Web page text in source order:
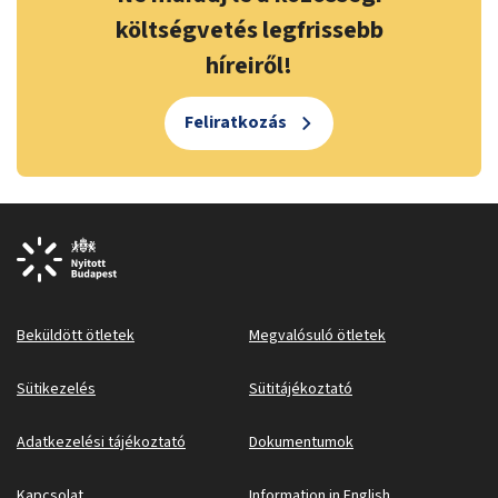
költségvetés legfrissebb
híreiről!
Feliratkozás
Beküldött ötletek Megvalósuló ötletek
Sütikezelés Sütitájékoztató
Adatkezelési tájékoztató Dokumentumok